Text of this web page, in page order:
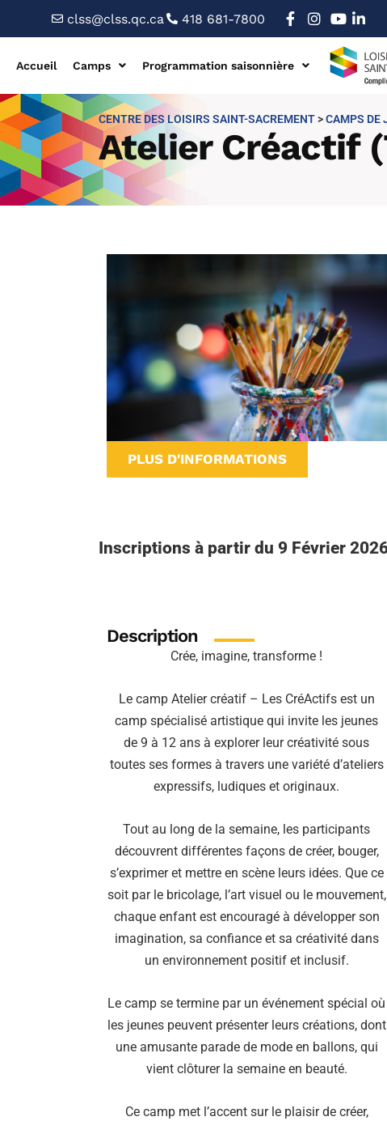
clss@clss.qc.ca 418 681-7800
Accueil Camps Programmation saisonnière
Atelier Créactif
CENTRE DES LOISIRS SAINT-SACREMENT>CAMPS DE
PLUS D'INFORMATIONS
Inscriptions à partir du 9 Février
Description
Crée, imagine, transforme !
Le camp Atelier créatif – Les CréActifs est un
camp spécialisé artistique qui invite les jeunes
de 9 à 12 ans à explorer leur créativité sous
toutes ses formes à travers une variété d’ateliers
expressifs, ludiques et originaux.
Tout au long de la semaine, les participants
découvrent différentes façons de créer, bouger,
s’exprimer et mettre en scène leurs idées. Que ce
soit par le bricolage, l’art visuel ou le mouvement,
chaque enfant est encouragé à développer son
imagination, sa confiance et sa créativité dans
un environnement positif et inclusif.
Le camp se termine par un événement spécial où
les jeunes peuvent présenter leurs créations, dont
une amusante parade de mode en ballons, qui
vient clôturer la semaine en beauté.
Ce camp met l’accent sur le plaisir de créer,